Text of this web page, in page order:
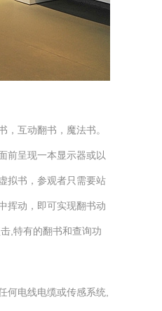
，互动翻书，魔法书。
前呈现一本显示器或以
拟书，参观者只需要站
挥动，即可实现翻书动
,特有的翻书和查询功
何电线电缆或传感系统,